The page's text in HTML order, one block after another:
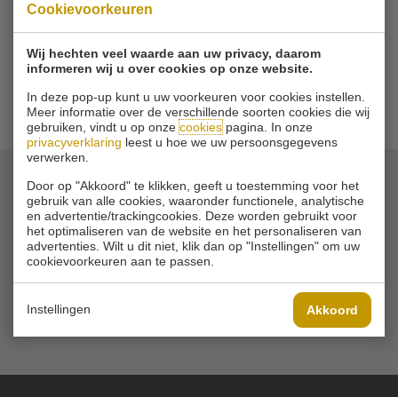
Cookievoorkeuren
Wij hechten veel waarde aan uw privacy, daarom
informeren wij u over cookies op onze website.
In deze pop-up kunt u uw voorkeuren voor cookies instellen.
Meer informatie over de verschillende soorten cookies die wij
gebruiken, vindt u op onzecookiespagina. In onze
privacyverklaring leest u hoe we uw persoonsgegevens
verwerken.
Door op "Akkoord" te klikken, geeft u toestemming voor het
gebruik van alle cookies, waaronder functionele, analytische
en advertentie/trackingcookies. Deze worden gebruikt voor
het optimaliseren van de website en het personaliseren van
advertenties. Wilt u dit niet, klik dan op "Instellingen" om uw
cookievoorkeuren aan te passen.
Instellingen Akkoord
jeugd golflessen. Schrijf je snel in!
bel ons!
INSCHRIJVEN JEUGDCURSUS
© 2026 Golfbaan Schinkelshoek
Zuidbuurt 79 - 3132 KA Vlaardingen|
Tel010 - 460 21 39
Emailinfo@golfbaanschinkelshoek.nl